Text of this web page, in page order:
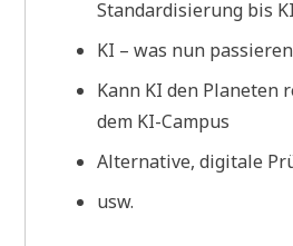
Standardisierung bis KI
KI – was nun
Kann KI den Planeten
dem KI-Campus
Alternative, digitale
usw.